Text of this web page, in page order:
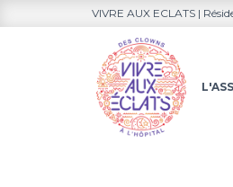
VIVRE AUX ECLATS |